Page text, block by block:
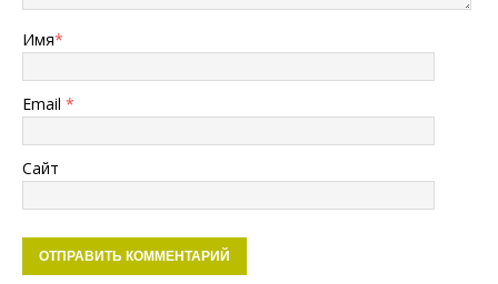
Имя*
Email *
Сайт